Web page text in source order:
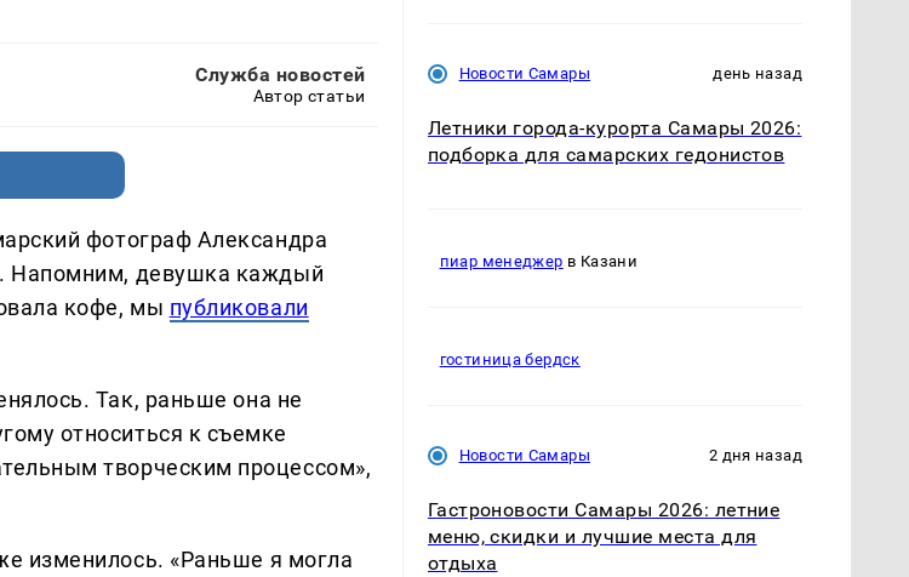
Служба новостей
Автор статьи
фотограф Александра
Напомним, девушка каждый
кофе, мы публиковали
Так, раньше она не
относиться к съемке
творческим процессом»,
изменилось. «Раньше я могла
Новости Самары день назад
Летники города-курорта Самары 2026:
подборка для самарских гедонистов
пиар менеджер в Казани
гостиница бердск
Новости Самары 2 дня назад
Гастроновости Самары 2026: летние
меню, скидки и лучшие места для
отдыха